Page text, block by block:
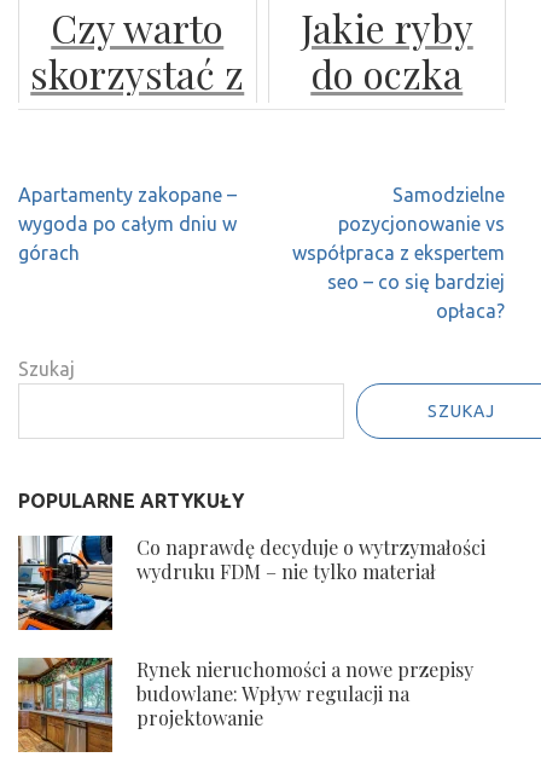
odzieży
ochronnej
już
w Polsce?
sobie z
rosnącą
odpornością?
do
problemu
Czy warto
skorzystać z
pomocy
kredytowego
podczas
się o kredyt?
Jakie ryby
do oczka
wodnego w
które będą
nie tylko
ozdobą, ale i
czyścicielami...
Nawigacja
wpisu
Apartamenty zakopane –
wygoda po całym dniu w
górach
Samodzielne
pozycjonowanie vs
współpraca z ekspertem
seo – co się bardziej
opłaca?
Szukaj
SZUKAJ
POPULARNE ARTYKUŁY
Co naprawdę decyduje o wytrzymałości
wydruku FDM – nie tylko materiał
Rynek nieruchomości a nowe przepisy
budowlane: Wpływ regulacji na
projektowanie